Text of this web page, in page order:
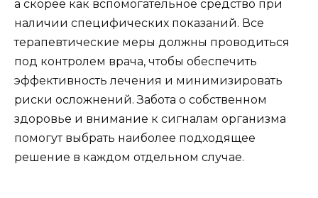
а скорее как вспомогательное средство при
наличии специфических показаний. Все
терапевтические меры должны проводиться
под контролем врача, чтобы обеспечить
эффективность лечения и минимизировать
риски осложнений. Забота о собственном
здоровье и внимание к сигналам организма
помогут выбрать наиболее подходящее
решение в каждом отдельном случае.